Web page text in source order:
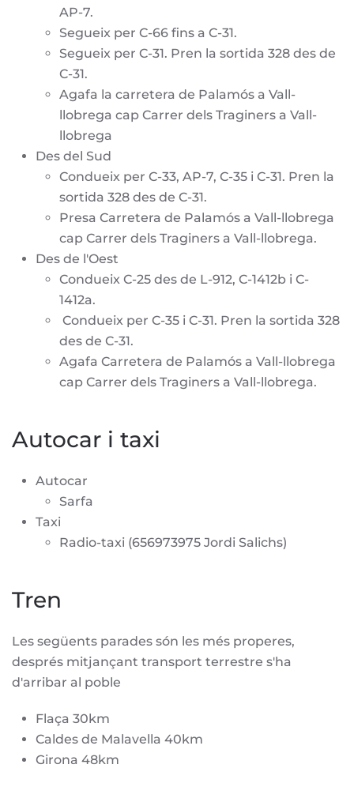
AP-7.
Segueix per C-66 fins a C-31.
Segueix per C-31. Pren la sortida 328 des de
C-31.
Agafa la carretera de Palamós a Vall-
llobrega cap Carrer dels Traginers a Vall-
llobrega
Des del Sud
Condueix per C-33, AP-7, C-35 i C-31. Pren la
sortida 328 des de C-31.
Presa Carretera de Palamós a Vall-llobrega
cap Carrer dels Traginers a Vall-llobrega.
Des de l'Oest
Condueix C-25 des de L-912, C-1412b i C-
1412a.
Condueix per C-35 i C-31. Pren la sortida 328
des de C-31.
Agafa Carretera de Palamós a Vall-llobrega
cap Carrer dels Traginers a Vall-llobrega.
Autocar i taxi
Autocar
Sarfa
Taxi
Radio-taxi (656973975 Jordi Salichs)
Tren
Les següents parades són les més properes,
després mitjançant transport terrestre s'ha
d'arribar al poble
Flaça 30km
Caldes de Malavella 40km
Girona 48km